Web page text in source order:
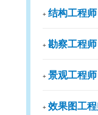
+ 结构工程师
+ 勘察工程师
+ 景观工程师
+ 效果图工